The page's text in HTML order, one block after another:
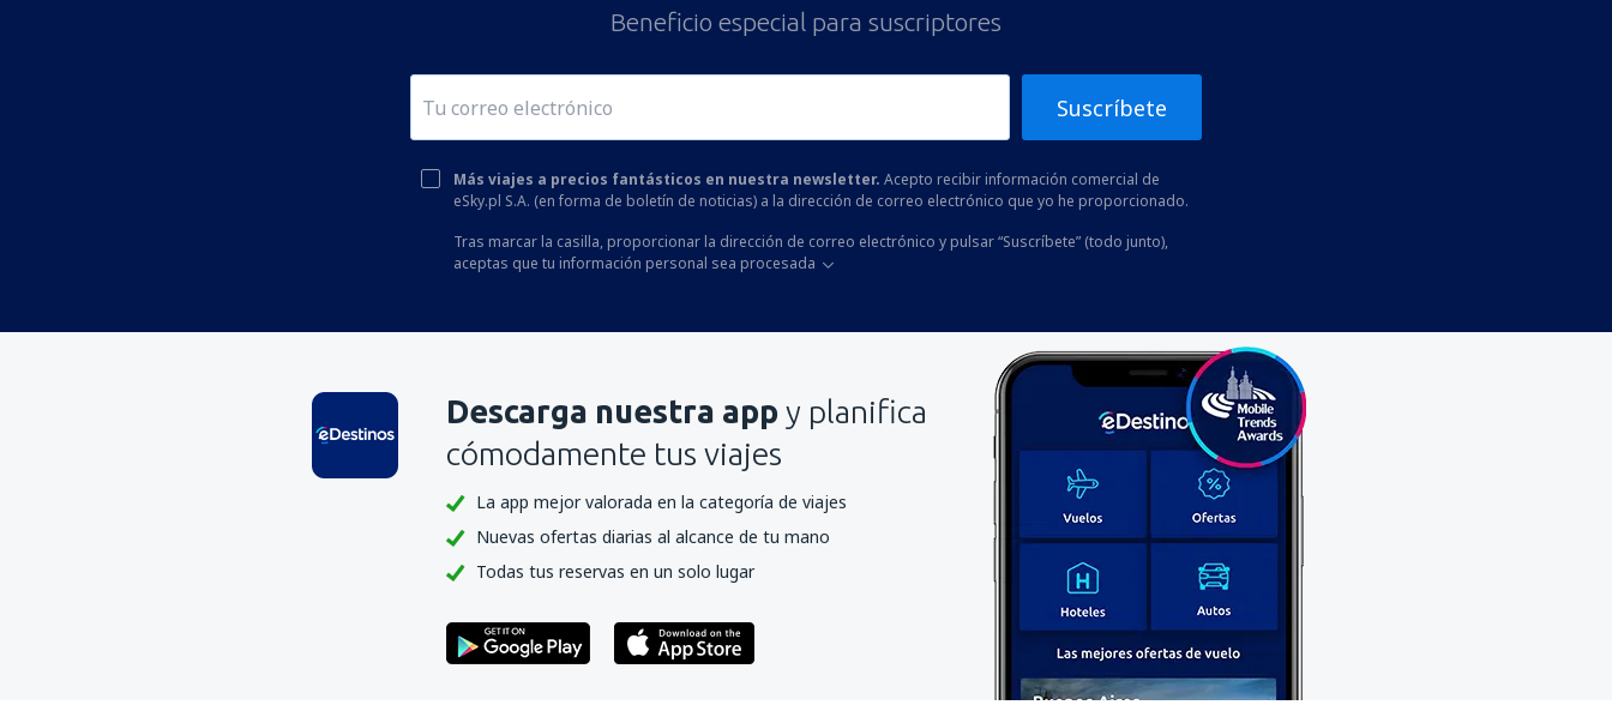
Beneficio especial para suscriptores
Suscríbete
Más viajes a precios fantásticos en nuestra newsletter. Acepto recibir información comercial de
eSky.pl S.A. (en forma de boletín de noticias) a la dirección de correo electrónico que yo he proporcionado.
Tras marcar la casilla, proporcionar la dirección de correo electrónico y pulsar “Suscríbete” (todo junto),
aceptas que tu información personal sea procesada
Descarga nuestra app y planifica
cómodamente tus viajes
La app mejor valorada en la categoría de viajes
Nuevas ofertas diarias al alcance de tu mano
Todas tus reservas en un solo lugar